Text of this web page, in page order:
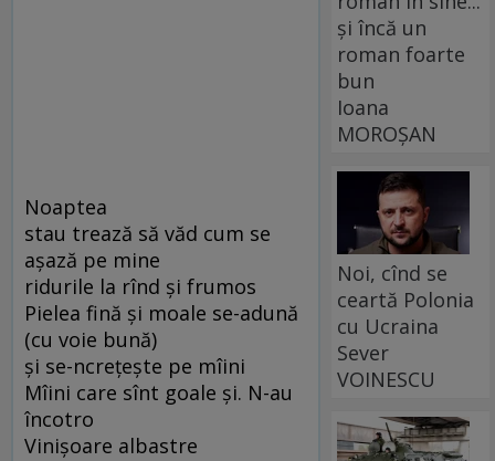
Noaptea
stau trează să văd cum se
aşază pe mine
ridurile la rînd şi frumos
Pielea fină şi moale se-adună
(cu voie bună)
şi se-ncreţeşte pe mîini
Mîini care sînt goale şi. N-au
încotro
Vinişoare albastre
și încă un
roman foarte
bun
Ioana
MOROȘAN
Noi, cînd se
ceartă Polonia
cu Ucraina
Sever
VOINESCU